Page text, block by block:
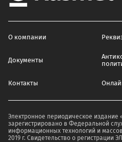
О компании
Документы
Контакты
Электронное периодическое издание
зарегистрировано в Федеральной
информационных технологий и
2019 г. Свидетельство о регистрации